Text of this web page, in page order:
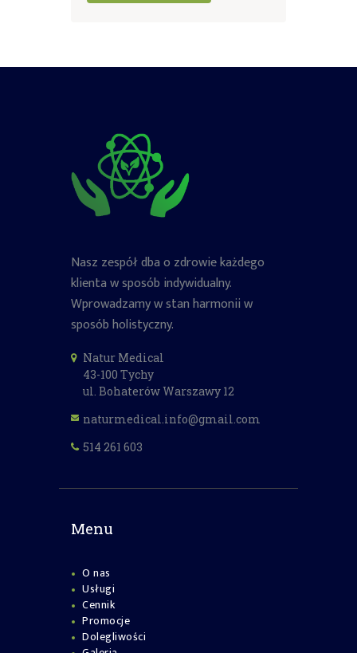
Nasz zespół dba o zdrowie każdego
klienta w sposób indywidualny.
Wprowadzamy w stan harmonii w
sposób holistyczny.
Natur Medical
43-100 Tychy
ul. Bohaterów Warszawy 12
naturmedical.info@gmail.com
514 261 603
Menu
O nas
Usługi
Cennik
Promocje
Dolegliwości